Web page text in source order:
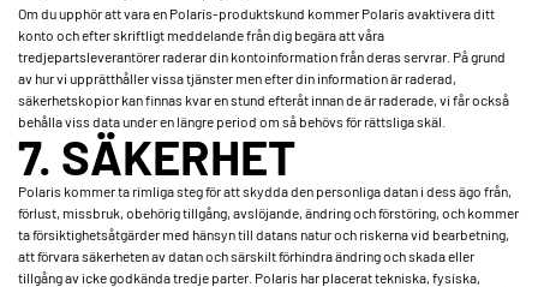
Om du upphör att vara en Polaris-produktskund kommer Polaris avaktivera ditt
konto och efter skriftligt meddelande från dig begära att våra
tredjepartsleverantörer raderar din kontoinformation från deras servrar. På grund
av hur vi upprätthåller vissa tjänster men efter din information är raderad,
säkerhetskopior kan finnas kvar en stund efteråt innan de är raderade, vi får också
behålla viss data under en längre period om så behövs för rättsliga skäl.
7. SÄKERHET
Polaris kommer ta rimliga steg för att skydda den personliga datan i dess ägo från,
förlust, missbruk, obehörig tillgång, avslöjande, ändring och förstöring, och kommer
ta försiktighetsåtgärder med hänsyn till datans natur och riskerna vid bearbetning,
att förvara säkerheten av datan och särskilt förhindra ändring och skada eller
tillgång av icke godkända tredje parter. Polaris har placerat tekniska, fysiska,